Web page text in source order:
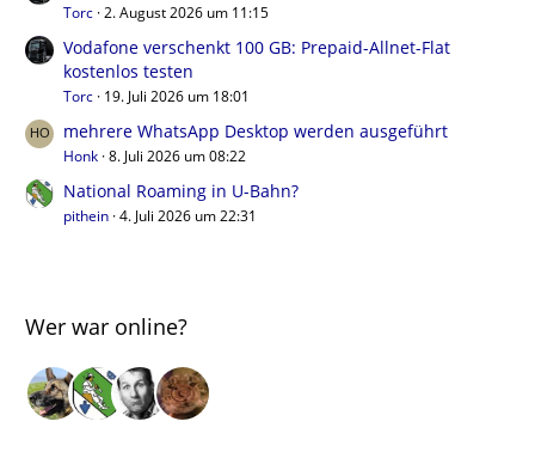
Torc 2. August 2026 um 11:15
Vodafone verschenkt 100 GB: Prepaid-Allnet-Flat
kostenlos testen
Torc 19. Juli 2026 um 18:01
mehrere WhatsApp Desktop werden ausgeführt
Honk 8. Juli 2026 um 08:22
National Roaming in U-Bahn?
pithein 4. Juli 2026 um 22:31
Wer war online?